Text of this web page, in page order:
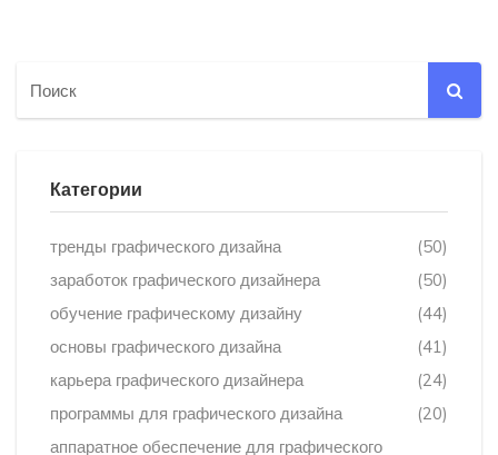
Категории
тренды графического дизайна
(50)
заработок графического дизайнера
(50)
обучение графическому дизайну
(44)
основы графического дизайна
(41)
карьера графического дизайнера
(24)
программы для графического дизайна
(20)
аппаратное обеспечение для графического